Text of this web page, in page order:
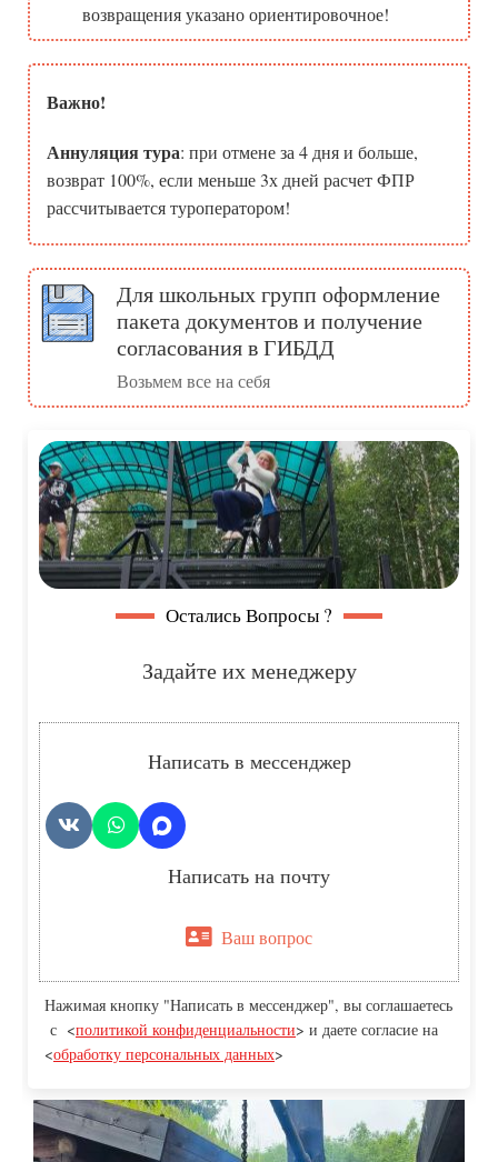
возвращения указано ориентировочное!
Важно!
Аннуляция тура: при отмене за 4 дня и больше,
возврат 100%, если меньше 3х дней расчет ФПР
рассчитывается туроператором!
Для школьных групп оформление
пакета документов и получение
согласования в ГИБДД
Возьмем все на себя
Остались Вопросы ?
Задайте их менеджеру
Написать в мессенджер
Написать на почту
Ваш вопрос
Нажимая кнопку "Написать в мессенджер", вы соглашаетесь
с <политикой конфиденциальности> и даете согласие на
<обработку персональных данных>